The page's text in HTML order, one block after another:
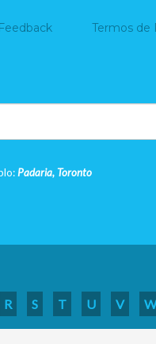
Feedback Termos de
Padaria, Toronto
R S T U V W